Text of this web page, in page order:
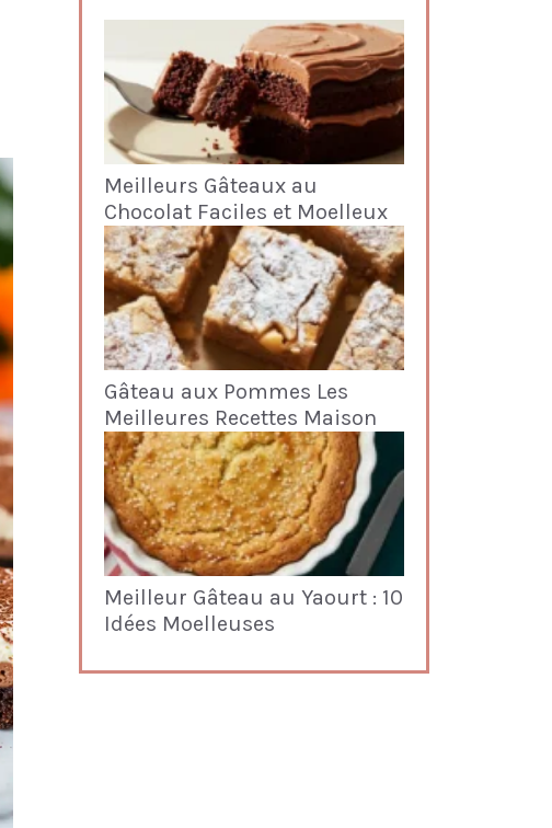
Meilleurs Gâteaux au
Chocolat Faciles et Moelleux
Gâteau aux Pommes Les
Meilleures Recettes Maison
Meilleur Gâteau au Yaourt : 10
Idées Moelleuses